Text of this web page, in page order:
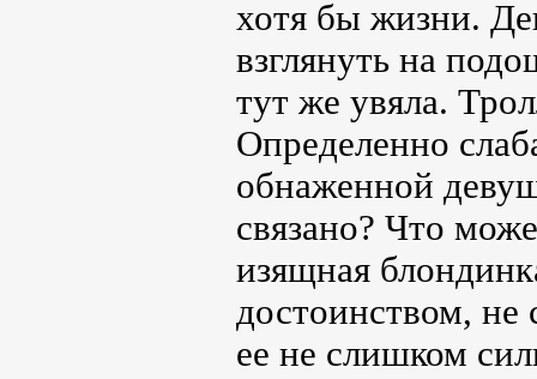
хотя бы жизни.
взглянуть на
тут же увяла.
Определенно
обнаженной
связано? Что
изящная
достоинством,
ее не слишком